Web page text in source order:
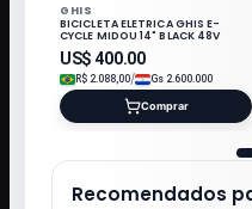
GHIS
BICICLETA ELETRICA GHIS E-
CYCLE MIDOU 14" BLACK 48V
US$ 400.00
R$ 2.088,00/ Gs 2.600.000
Comprar
Recomendados